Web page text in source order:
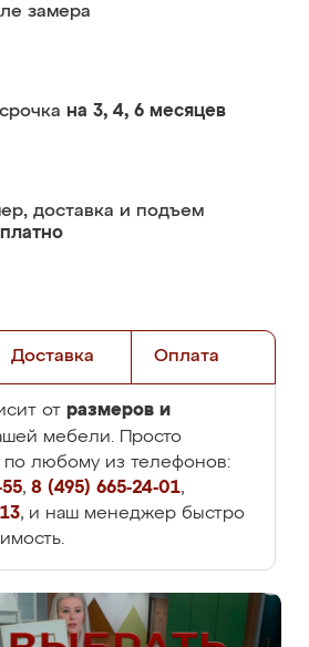
замера
на 3, 4, 6 месяцев
доставка и подъем
Доставка Оплата
от размеров и
мебели. Просто
по любому из телефонов:
, 8 (495) 665-24-01,
, и наш менеджер быстро